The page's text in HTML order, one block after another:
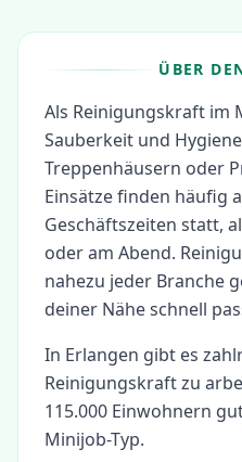
ÜBER
Als Reinigungskraft im
Sauberkeit und
Treppenhäusern oder
Einsätze finden häufig
Geschäftszeiten statt,
oder am Abend.
nahezu jeder Branche
deiner Nähe schnell
In Erlangen gibt es
Reinigungskraftzu
115.000 Einwohnern
Minijob-Typ.